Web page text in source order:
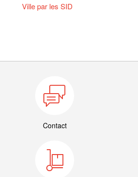
Ville par les SID
Contact